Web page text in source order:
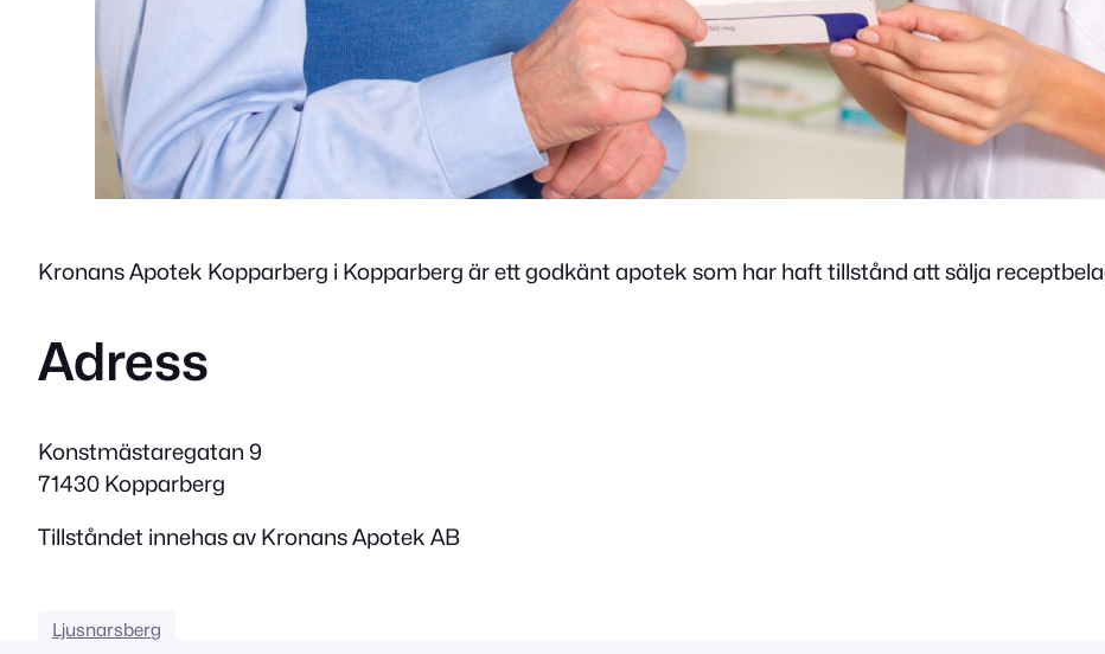
Kronans Apotek Kopparberg i Kopparberg är ett godkänt apotek som har haft tillstånd att sälja
Adress
Konstmästaregatan 9
71430 Kopparberg
Tillståndet innehas av Kronans Apotek AB
Ljusnarsberg